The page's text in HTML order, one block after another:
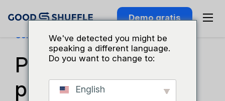
Demo gratis
Conocimiento Del Sector
Por qué los
profesionales del
We've detected you might be
speaking a different language.
Do you want to change to:
English